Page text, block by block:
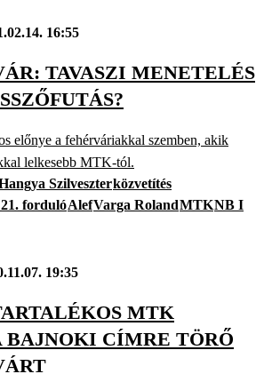
16:55
TAVASZI MENETELÉS
előnye a fehérváriakkal szemben, akik
lelkesebb MTK-tól.
Szilveszterközvetítés
fordulóAlefVarga RolandMTKNB I
19:35
MTK
BAJNOKI CÍMRE TÖRŐ